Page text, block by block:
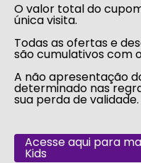
O valor total do
única visita.
Todas as ofertas e
são cumulativos com
A não apresentação
determinado nas
sua perda de validade.
Acesse aqui para
Kids